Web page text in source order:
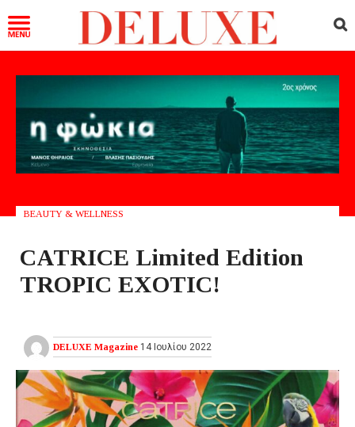
BEAUTY & WELLNESS
CATRICE Limited Edition
TROPIC EXOTIC!
DELUXE Magazine 14 Ιουλίου 2022